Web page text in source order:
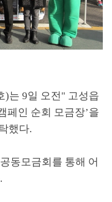
)는 9일 오전" 고성읍
페인 순회 모금장’을
했다.
동모금회를 통해 어
.